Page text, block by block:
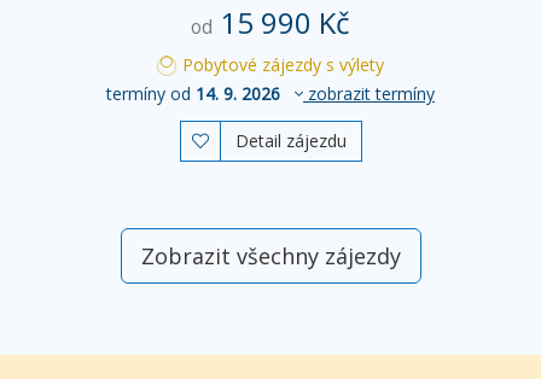
od 15 990 Kč
Pobytové zájezdy s výlety
termíny od 14. 9. 2026 zobrazit termíny
 Detail zájezdu
Zobrazit všechny zájezdy